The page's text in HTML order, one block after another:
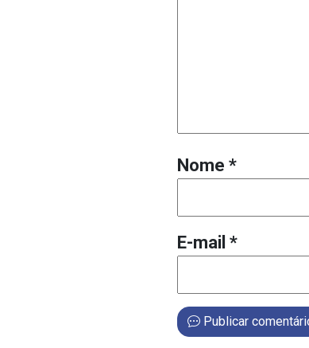
Nome *
E-mail *
Publicar